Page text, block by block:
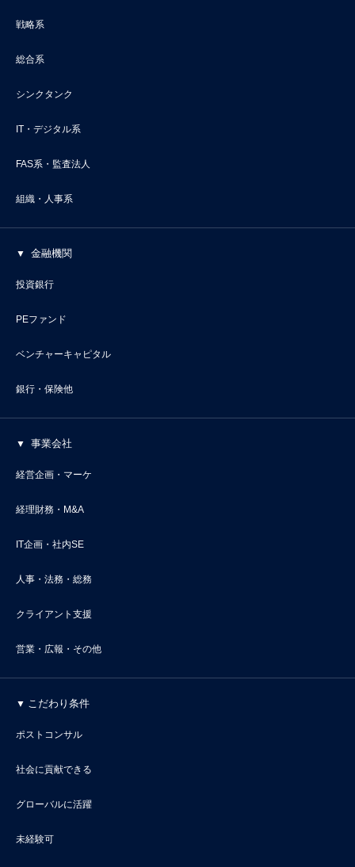
戦略系
総合系
シンクタンク
IT・デジタル系
FAS系・監査法人
組織・人事系
金融機関
投資銀行
PEファンド
ベンチャーキャピタル
銀行・保険他
事業会社
経営企画・マーケ
経理財務・M&A
IT企画・社内SE
人事・法務・総務
クライアント支援
営業・広報・その他
こだわり条件
ポストコンサル
社会に貢献できる
グローバルに活躍
未経験可